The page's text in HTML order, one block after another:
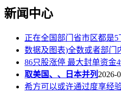
新闻中心
正在全国部门省市区都是
数据及图表)全数或者部门
86只股涨停 最大封单资金
取美国、、日本并列2026-
希方可以或许通过度享经